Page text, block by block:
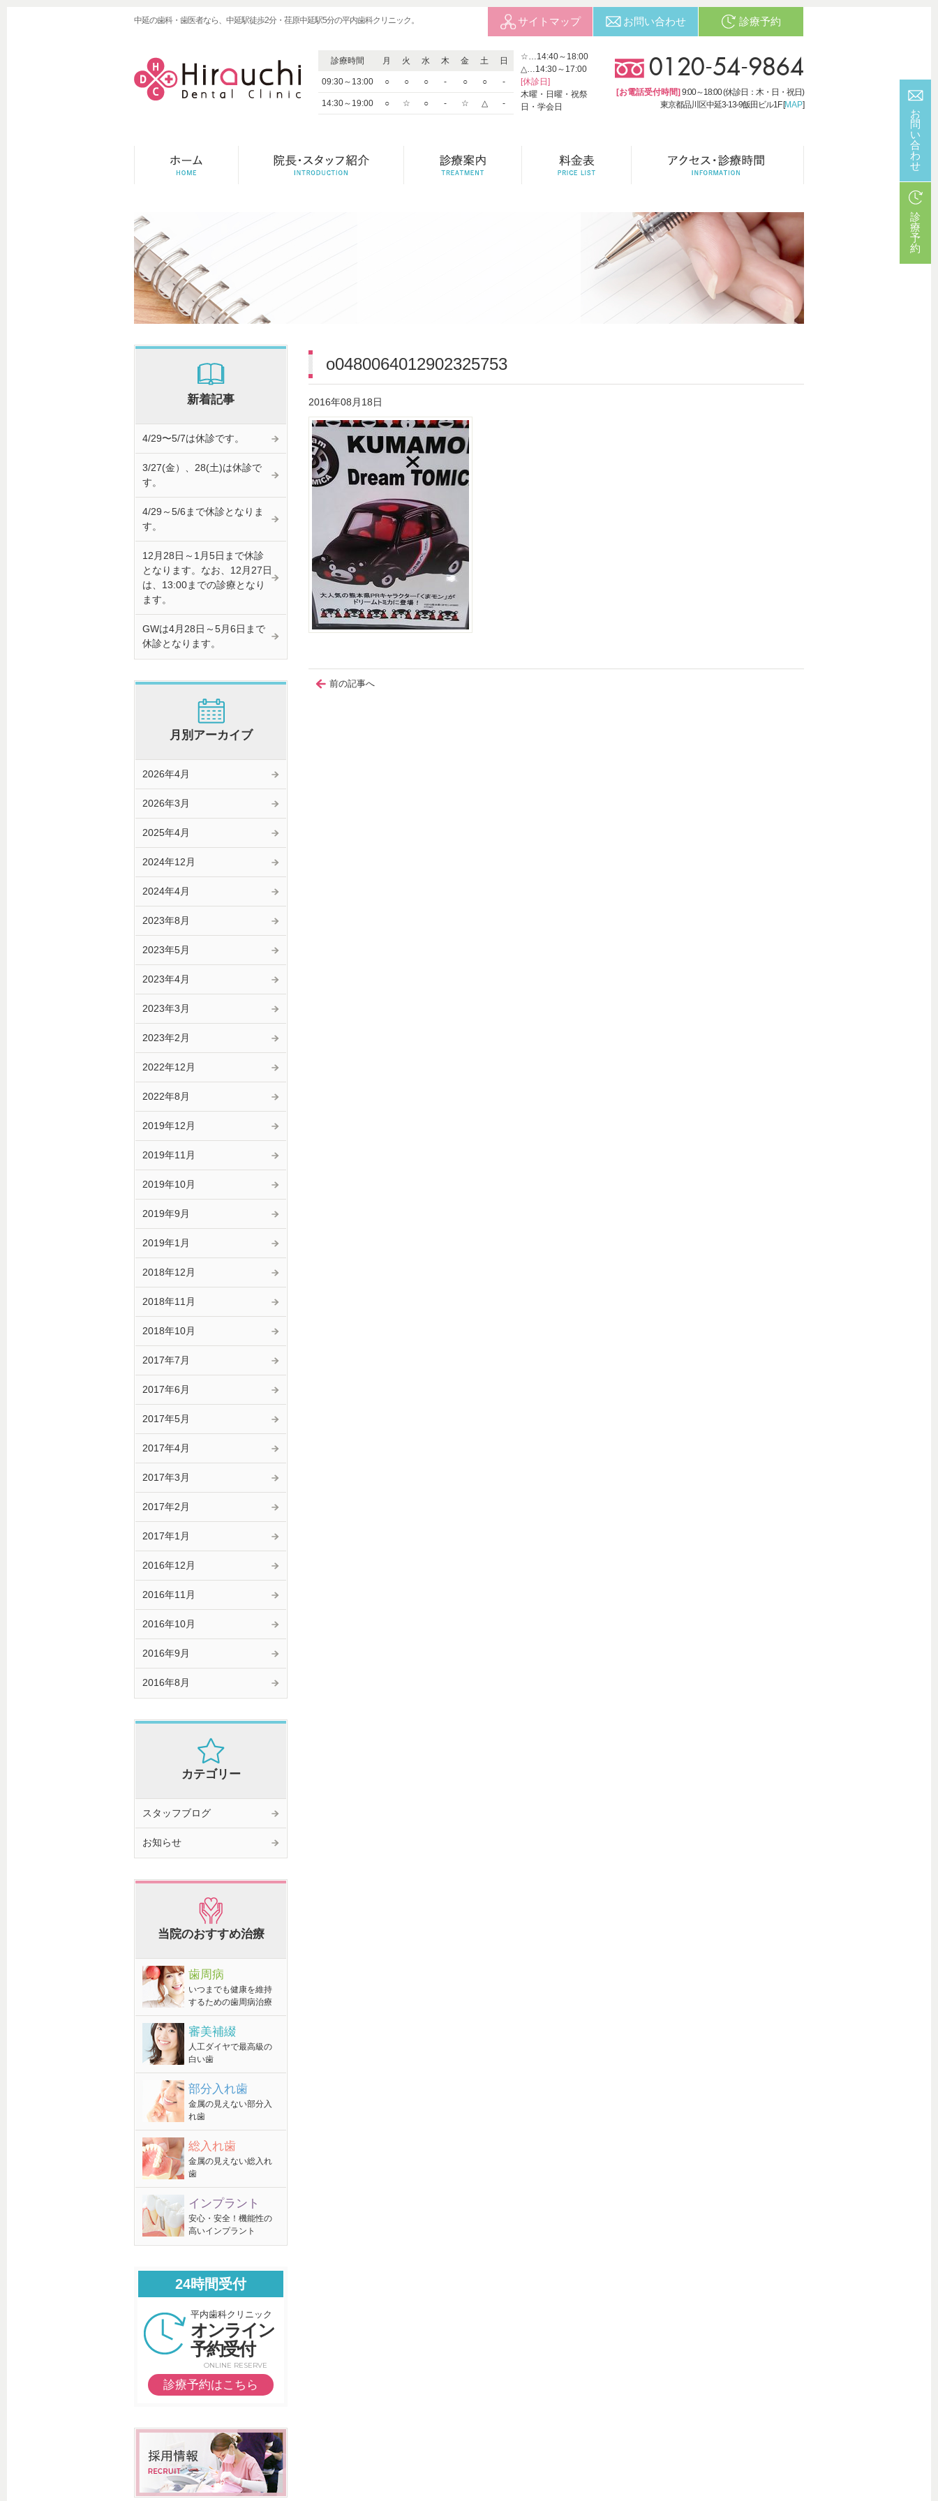
中延の歯科・歯医者なら、中延駅徒歩2分・荏原中延駅5分の平内歯科クリニック。 サイトマップ お問い合わせ 診療予約
診療時間 月 火 水 木 金 土 日
09:30～13:00 ○ ○ ○ - ○ ○ -
14:30～19:00 ○ ☆ ○ - ☆ △ -
☆…14:40～18:00
△…14:30～17:00
[休診日]
木曜・日曜・祝祭
日・学会日
0120-54-9864
[お電話受付時間] 9:00～18:00 (休診日：木・日・祝日)
東京都品川区中延3-13-9飯田ビル1F [ MAP]
o0480064012902325753
2016年08月18日
前の記事へ
新着記事
4/29〜5/7は休診です。
3/27(金）、28(土)は休診で
す。
4/29～5/6まで休診となりま
す。
12月28日～1月5日まで休診
となります。なお、12月27日
は、13:00までの診療となり
ます。
GWは4月28日～5月6日まで
休診となります。
月別アーカイブ
2026年4月
2026年3月
2025年4月
2024年12月
2024年4月
2023年8月
2023年5月
2023年4月
2023年3月
2023年2月
2022年12月
2022年8月
2019年12月
2019年11月
2019年10月
2019年9月
2019年1月
2018年12月
2018年11月
2018年10月
2017年7月
2017年6月
2017年5月
2017年4月
2017年3月
2017年2月
2017年1月
2016年12月
2016年11月
2016年10月
2016年9月
2016年8月
カテゴリー
スタッフブログ
お知らせ
当院のおすすめ治療
歯周病
いつまでも健康を維持
するための歯周病治療
審美補綴
人工ダイヤで最高級の
白い歯
部分入れ歯
金属の見えない部分入
れ歯
総入れ歯
金属の見えない総入れ
歯
インプラント
安心・安全！機能性の
高いインプラント
24時間受付
平内歯科クリニック
オンライン
予約受付
ONLINE RESERVE
診療予約はこちら
お
問
い
合
わ
せ
診
療
予
約